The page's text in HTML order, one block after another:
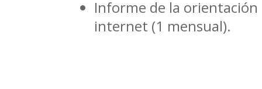
Informe de la orientación
internet (1 mensual).